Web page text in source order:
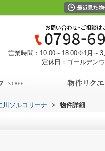
営業時間：10:00～18:00※1月～3
定休日：ゴールデン
川ソルコリーナ > 物件詳細